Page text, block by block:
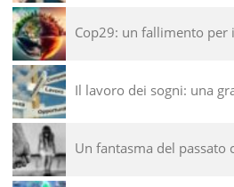
Cop29: un fallimento per
Il lavoro dei sogni: una
Un fantasma del passato